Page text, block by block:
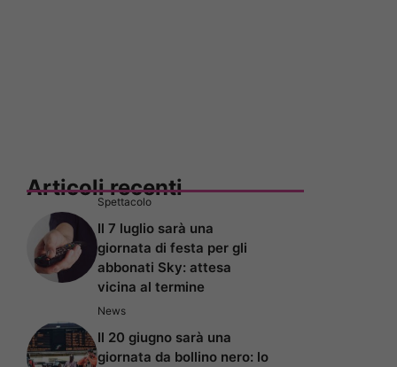
Articoli recenti
Spettacolo
Il 7 luglio sarà una
giornata di festa per gli
abbonati Sky: attesa
vicina al termine
News
Il 20 giugno sarà una
giornata da bollino nero: lo